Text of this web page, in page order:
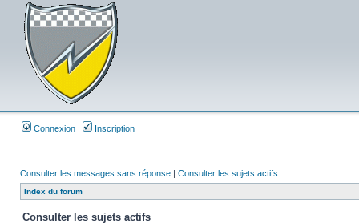
Connexion Inscription
Consulter les messages sans réponse | Consulter les sujets actifs
Index du forum
Consulter les sujets actifs